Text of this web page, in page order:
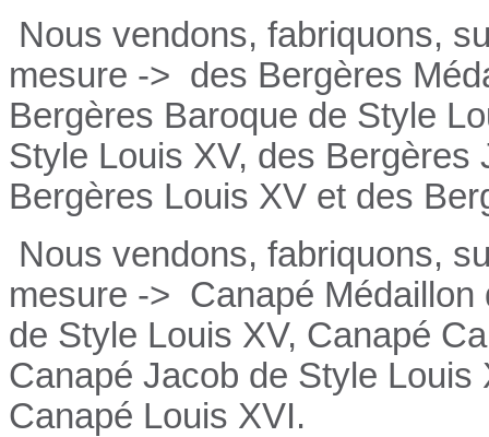
Nous vendons, fabriquons,
mesure -> des Bergères
Bergères Baroque de Style
Style Louis XV, des Bergères
Bergères Louis XV et des
Nous vendons, fabriquons,
mesure -> Canapé
de Style Louis XV, Canapé
Canapé Jacob de Style
Canapé Louis XVI.